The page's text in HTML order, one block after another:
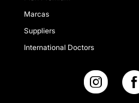
Marcas
Suppliers
International Doctors